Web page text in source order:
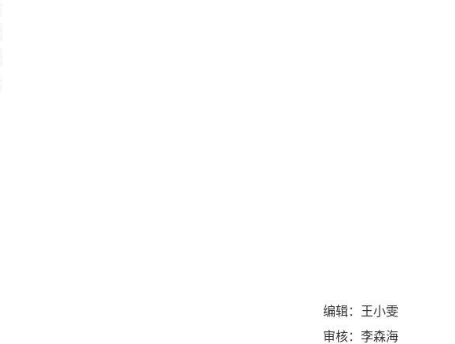
编辑：王小雯
审核：李森海